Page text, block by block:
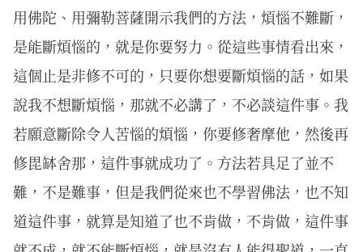
用佛陀、用彌勒菩薩開示我們的方法，煩惱不難斷，
是能斷煩惱的，就是你要努力。從這些事情看出來，
這個止是非修不可的，只要你想要斷煩惱的話，如果
說我不想斷煩惱，那就不必講了，不必談這件事。我
若願意斷除令人苦惱的煩惱，你要修奢摩他，然後再
修毘缽舍那，這件事就成功了。方法若具足了並不
難，不是難事，但是我們從來也不學習佛法，也不知
道這件事，就算是知道了也不肯做，不肯做，這件事